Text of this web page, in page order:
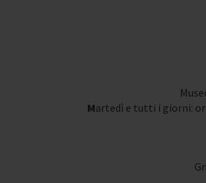
Martedì e tutti i giorni: